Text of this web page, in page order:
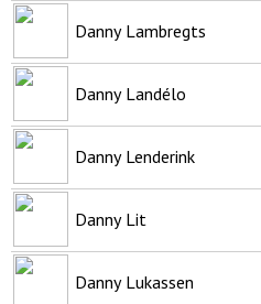
Danny Lambregts
Danny Landélo
Danny Lenderink
Danny Lit
Danny Lukassen